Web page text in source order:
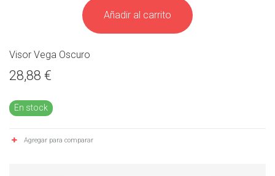
Añadir al carrito
Visor Vega Oscuro
28,88 €
En stock
Agregar para comparar